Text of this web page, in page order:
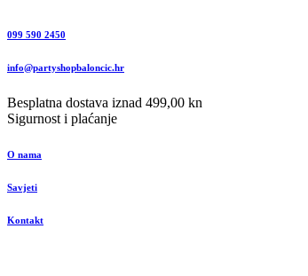
099 590 2450
info@partyshopbaloncic.hr
Besplatna dostava iznad 499,00 kn
Sigurnost i plaćanje
O nama
Savjeti
Kontakt